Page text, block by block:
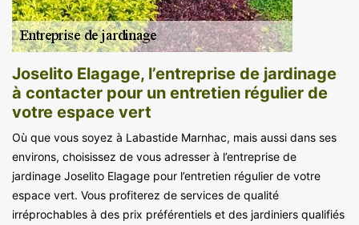
Joselito Elagage, l’entreprise de jardinage
à contacter pour un entretien régulier de
votre espace vert
Où que vous soyez à Labastide Marnhac, mais aussi dans ses
environs, choisissez de vous adresser à l’entreprise de
jardinage Joselito Elagage pour l’entretien régulier de votre
espace vert. Vous profiterez de services de qualité
irréprochables à des prix préférentiels et des jardiniers qualifiés